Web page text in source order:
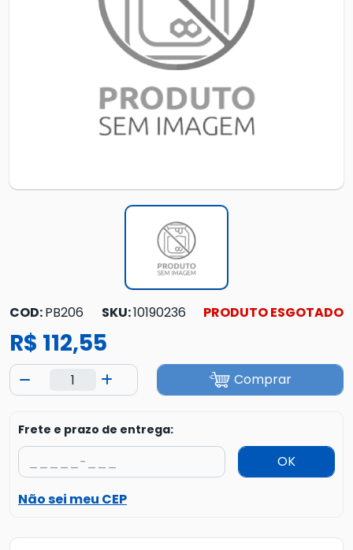
COD:PB206 SKU:10190236 PRODUTO ESGOTADO
R$ 112,55
Comprar
Frete e prazo de entrega:
OK
Não sei meu CEP